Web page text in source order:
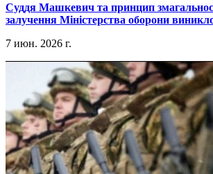
​Суддя Машкевич та принцип
залучення Міністерства оборони
7 июн. 2026 г.